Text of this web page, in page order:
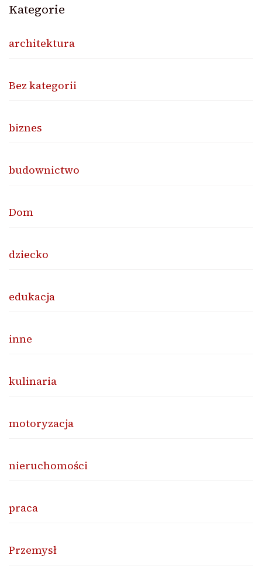
Kategorie
architektura
Bez kategorii
biznes
budownictwo
Dom
dziecko
edukacja
inne
kulinaria
motoryzacja
nieruchomości
praca
Przemysł